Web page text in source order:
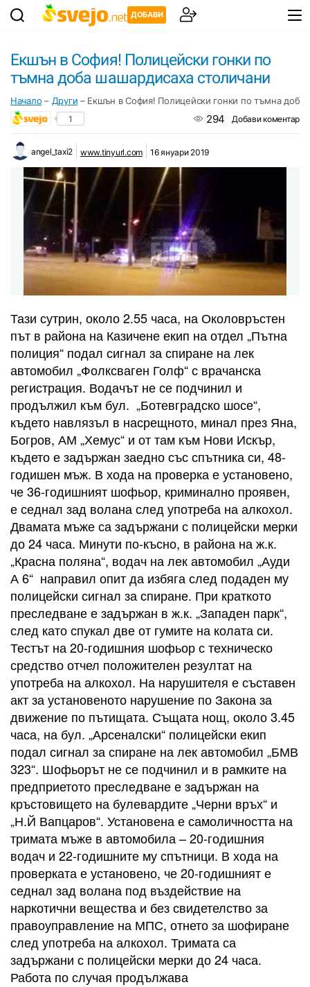
ДОБАВИ
Екшън в София! Полицейски гонки по
тъмна доба шашардисаха столичани
Начало – Други – Екшън в София! Полицейски гонки по тъмна доба
1 294 Добави коментар
angel_taxi2 www.tinyurl.com 16 януари 2019
Тази сутрин, около 2.55 часа, на Околовръстен
път в района на Казичене екип на отдел „Пътна
полиция“ подал сигнал за спиране на лек
автомобил „Фолксваген Голф“ с врачанска
регистрация. Водачът не се подчинил и
продължил към бул. „Ботевградско шосе“,
където навлязъл в насрещното, минал през Яна,
Богров, АМ „Хемус“ и от там към Нови Искър,
където е задържан заедно със спътника си, 48-
годишен мъж. В хода на проверка е установено,
че 36-годишният шофьор, криминално проявен,
е седнал зад волана след употреба на алкохол.
Двамата мъже са задържани с полицейски мерки
до 24 часа. Минути по-късно, в района на ж.к.
„Красна поляна“, водач на лек автомобил „Ауди
А 6“ направил опит да избяга след подаден му
полицейски сигнал за спиране. При краткото
преследване е задържан в ж.к. „Западен парк“,
след като спукал две от гумите на колата си.
Тестът на 20-годишния шофьор с техническо
средство отчел положителен резултат на
употреба на алкохол. На нарушителя е съставен
акт за установеното нарушение по Закона за
движение по пътищата. Същата нощ, около 3.45
часа, на бул. „Арсеналски“ полицейски екип
подал сигнал за спиране на лек автомобил „БМВ
323“. Шофьорът не се подчинил и в рамките на
предприетото преследване е задържан на
кръстовището на булевардите „Черни връх“ и
„Н.Й Вапцаров“. Установена е самоличността на
тримата мъже в автомобила – 20-годишния
водач и 22-годишните му спътници. В хода на
проверката е установено, че 20-годишният е
седнал зад волана под въздействие на
наркотични вещества и без свидетелство за
правоуправление на МПС, отнето за шофиране
след употреба на алкохол. Тримата са
задържани с полицейски мерки до 24 часа.
Работа по случая продължава